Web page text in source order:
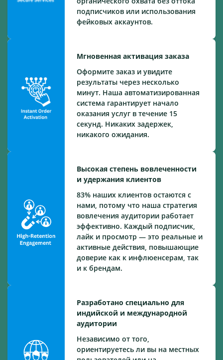
подписчиков или использования
фейковых аккаунтов.
Мгновенная активация заказа
Оформите заказ и увидите
результаты через несколько
минут. Наша автоматизированная
система гарантирует начало
оказания услуг в течение 15
секунд. Никаких задержек,
никакого ожидания.
Высокая степень вовлеченности
и удержания клиентов
83% наших клиентов остаются с
нами, потому что наша стратегия
вовлечения аудитории работает
эффективно. Каждый подписчик,
лайк и просмотр — это реальные и
активные действия, повышающие
доверие как к инфлюенсерам, так
и к брендам.
Разработано специально для
индийской и международной
аудитории
Независимо от того,
ориентируетесь ли вы на местных